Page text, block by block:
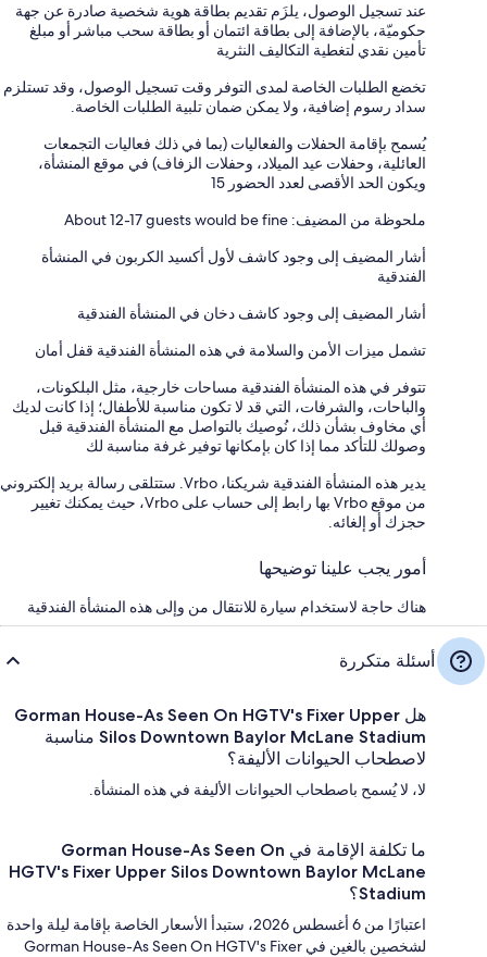
عند تسجيل الوصول، يلزَم تقديم بطاقة هوية شخصية صادرة عن جهة
حكوميّة، بالإضافة إلى بطاقة ائتمان أو بطاقة سحب مباشر أو مبلغ
تأمين نقدي لتغطية التكاليف النثرية
تخضع الطلبات الخاصة لمدى التوفر وقت تسجيل الوصول، وقد تستلزم
سداد رسوم إضافية، ولا يمكن ضمان تلبية الطلبات الخاصة.
يُسمح بإقامة الحفلات والفعاليات (بما في ذلك فعاليات التجمعات
العائلية، وحفلات عيد الميلاد، وحفلات الزفاف) في موقع المنشأة،
ويكون الحد الأقصى لعدد الحضور 15
ملحوظة من المضيف: About 12-17 guests would be fine
أشار المضيف إلى وجود كاشف لأول أكسيد الكربون في المنشأة
الفندقية
أشار المضيف إلى وجود كاشف دخان في المنشأة الفندقية
تشمل ميزات الأمن والسلامة في هذه المنشأة الفندقية قفل أمان
تتوفر في هذه المنشأة الفندقية مساحات خارجية، مثل البلكونات،
والباحات، والشرفات، التي قد لا تكون مناسبة للأطفال؛ إذا كانت لديك
أي مخاوف بشأن ذلك، نُوصيك بالتواصل مع المنشأة الفندقية قبل
وصولك للتأكد مما إذا كان بإمكانها توفير غرفة مناسبة لك
يدير هذه المنشأة الفندقية شريكنا، Vrbo. ستتلقى رسالة بريد إلكتروني
من موقع Vrbo بها رابط إلى حساب على Vrbo، حيث يمكنك تغيير
حجزك أو إلغائه.
أمور يجب علينا توضيحها
هناك حاجة لاستخدام سيارة للانتقال من وإلى هذه المنشأة الفندقية
أسئلة متكررة
هل Gorman House-As Seen On HGTV's Fixer Upper
Silos Downtown Baylor McLane Stadium مناسبة
لاصطحاب الحيوانات الأليفة؟
لا، لا يُسمح باصطحاب الحيوانات الأليفة في هذه المنشأة.
ما تكلفة الإقامة في Gorman House-As Seen On
HGTV's Fixer Upper Silos Downtown Baylor McLane
Stadium؟
اعتبارًا من 6 أغسطس 2026، ستبدأ الأسعار الخاصة بإقامة ليلة واحدة
لشخصين بالغين في Gorman House-As Seen On HGTV's Fixer